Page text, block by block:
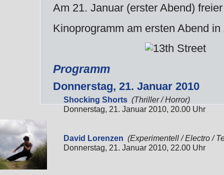
Am 21. Januar (erster Abend)
Kinoprogramm am ersten Abend
Programm
Donnerstag, 21. Januar 2010
Shocking Shorts (Thriller / Horror)
Donnerstag, 21. Januar 2010, 20.00 Uhr
David Lorenzen (Experimentell / Electro /
Donnerstag, 21. Januar 2010, 22.00 Uhr